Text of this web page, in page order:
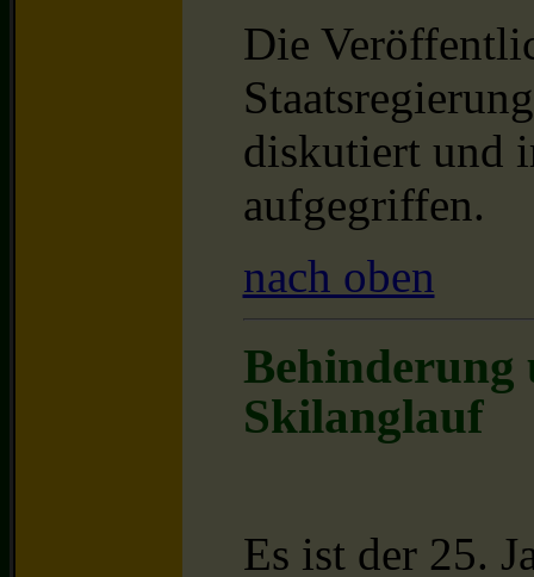
Die
diskutiert und
aufgegriffen.
nach oben
Skilanglauf
Es ist der 25.